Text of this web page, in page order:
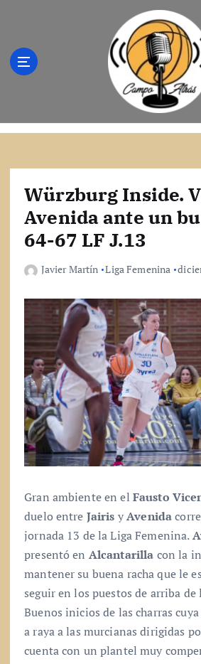
l
Campo Atrás - Tu
mundo de la
artículos y fotos
Würzburg Inside.
Avenida ante un
64-67 LF J.13
Javier Martín Liga Femenina
Gran ambiente en el Fausto
duelo entre Jairis yAvenida
jornada 13 de la Liga Femenina.
presentó en Alcantarilla con la
mantener su buena racha que le
seguir en los puestos de arriba
Buenos inicios de las charras
a raya a las murcianas dirigidas
cuenta con un plantel muy